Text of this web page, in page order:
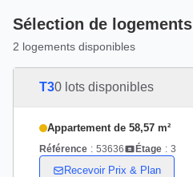
Sélection de logements
2 logements disponibles
T30 lots disponibles
Appartement de 58,57 m²
Référence : 53636 Étage : 3
Recevoir Prix & Plan